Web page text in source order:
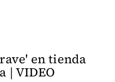
en tienda
| VIDEO